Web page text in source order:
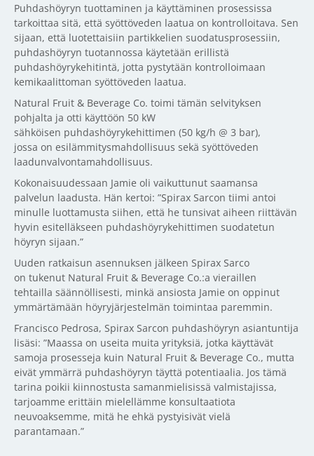
Puhdashöyryn tuottaminen ja käyttäminen prosessissa
tarkoittaa sitä, että syöttöveden laatua on kontrolloitava. Sen
sijaan, että luotettaisiin partikkelien suodatusprosessiin,
puhdashöyryn tuotannossa käytetään erillistä
puhdashöyrykehitintä, jotta pystytään kontrolloimaan
kemikaalittoman syöttöveden laatua.
Natural Fruit & Beverage Co. toimi tämän selvityksen
pohjalta ja otti käyttöön 50 kW
sähköisen puhdashöyrykehittimen (50 kg/h @ 3 bar),
jossa on esilämmitysmahdollisuus sekä syöttöveden
laadunvalvontamahdollisuus.
Kokonaisuudessaan Jamie oli vaikuttunut saamansa
palvelun laadusta. Hän kertoi: ”Spirax Sarcon tiimi antoi
minulle luottamusta siihen, että he tunsivat aiheen riittävän
hyvin esitelläkseen puhdashöyrykehittimen suodatetun
höyryn sijaan.”
Uuden ratkaisun asennuksen jälkeen Spirax Sarco
on tukenut Natural Fruit & Beverage Co.:a vieraillen
tehtailla säännöllisesti, minkä ansiosta Jamie on oppinut
ymmärtämään höyryjärjestelmän toimintaa paremmin.
Francisco Pedrosa, Spirax Sarcon puhdashöyryn asiantuntija
lisäsi: ”Maassa on useita muita yrityksiä, jotka käyttävät
samoja prosesseja kuin Natural Fruit & Beverage Co., mutta
eivät ymmärrä puhdashöyryn täyttä potentiaalia. Jos tämä
tarina poikii kiinnostusta samanmielisissä valmistajissa,
tarjoamme erittäin mielellämme konsultaatiota
neuvoaksemme, mitä he ehkä pystyisivät vielä
parantamaan.”